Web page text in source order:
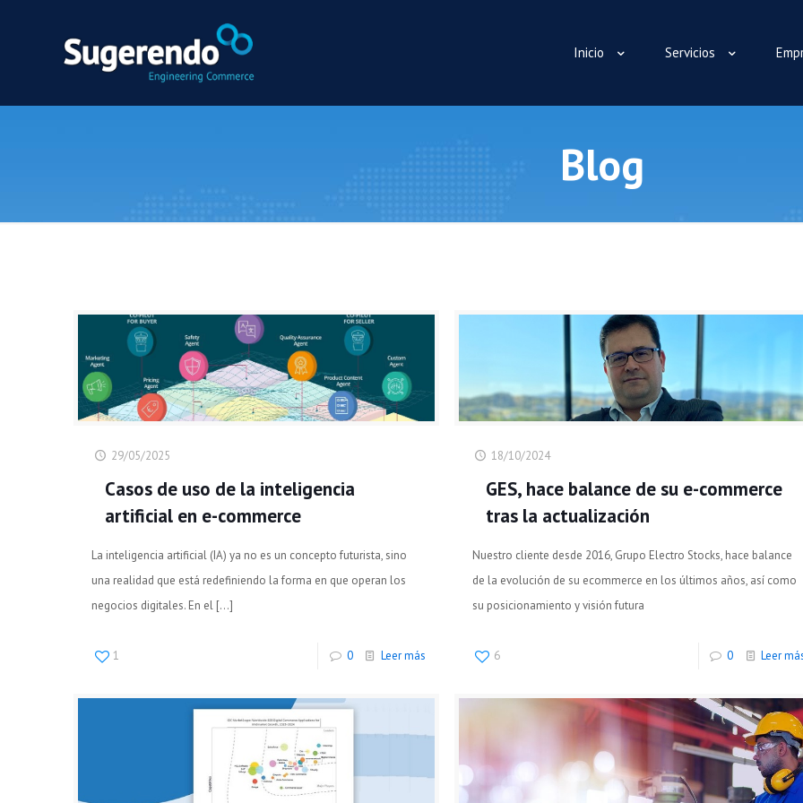
Inicio Servicios
Blog
29/05/2025
Casos de uso de la inteligencia
artificial en e-commerce
La inteligencia artificial (IA) ya no es un concepto futurista, sino
una realidad que está redefiniendo la forma en que operan los
negocios digitales. En el […]
1 0 Leer más
18/10/2024
GES, hace balance de su e-commerce
tras la actualización
Nuestro cliente desde 2016, Grupo Electro Stocks, hace balance
de la evolución de su ecommerce en los últimos años, así como
su posicionamiento y visión futura
6 0 Leer